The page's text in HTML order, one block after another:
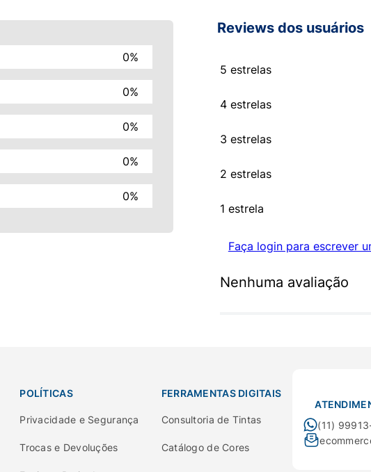
0%
0%
0%
0%
0%
Reviews dos usuários
5 estrelas
4 estrelas
3 estrelas
2 estrelas
1 estrela
Faça login para escrever
Nenhuma avaliação
POLÍTICAS
Privacidade e Segurança
Trocas e Devoluções
FERRAMENTAS DIGITAIS
Consultoria de Tintas
Catálogo de Cores
(11)